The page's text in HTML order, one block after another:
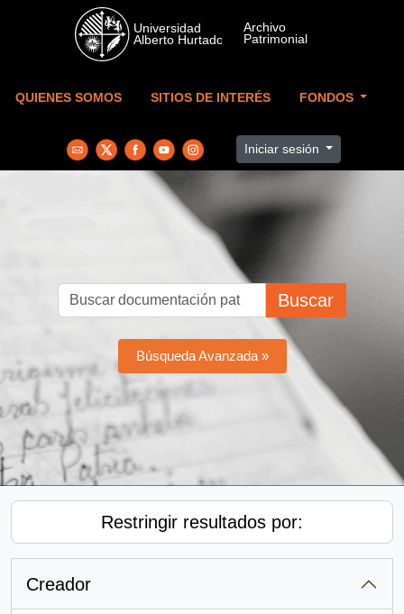
Skip to main content
QUIENES SOMOS SITIOS DE INTERÉS FONDOS
Iniciar sesión
Buscar
Búsqueda Avanzada »
Restringir resultados por:
Creador